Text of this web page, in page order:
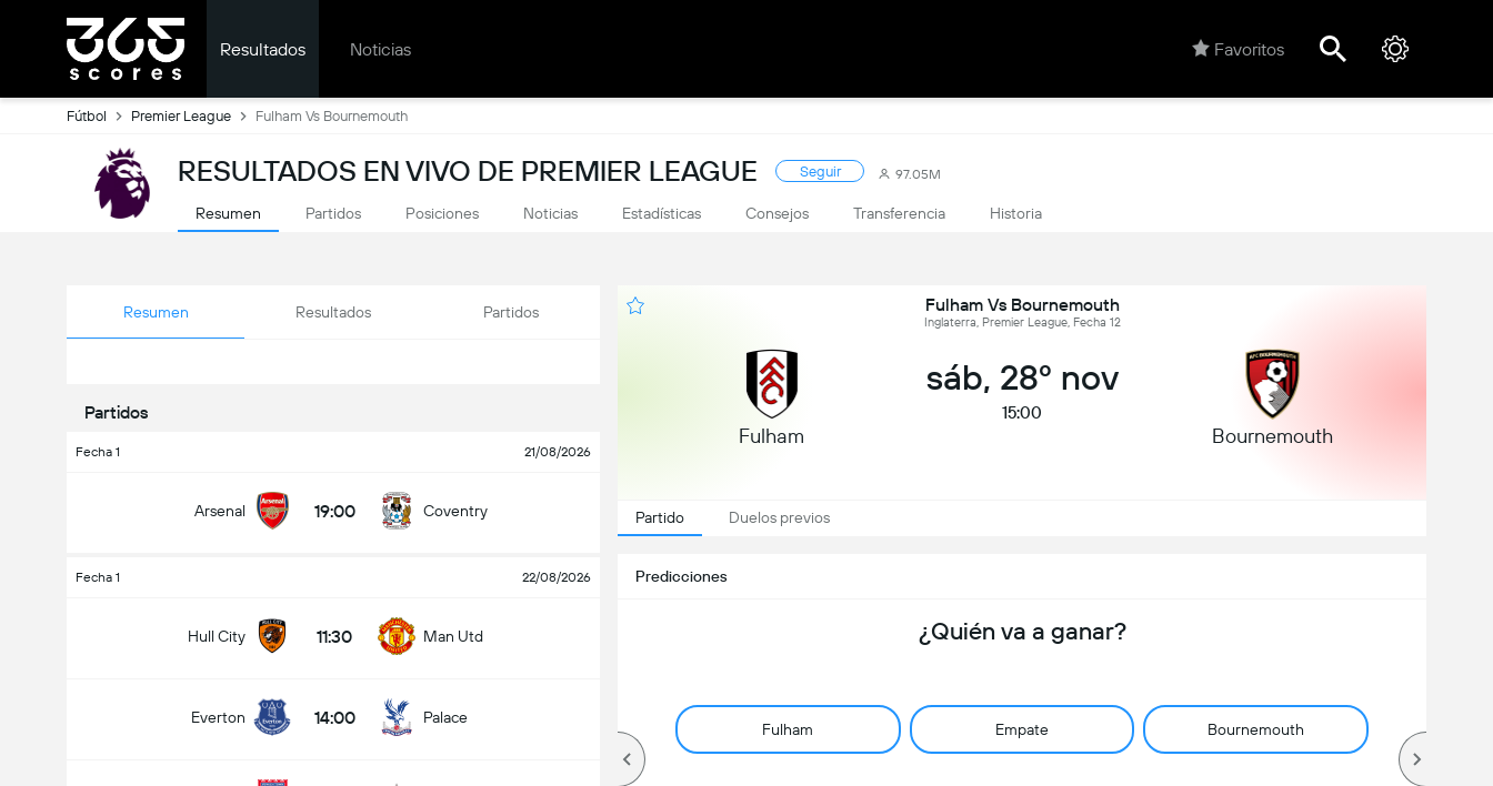
Resultados Noticias Favoritos
Fútbol Premier League Fulham Vs Bournemouth
RESULTADOS EN VIVO DE PREMIER LEAGUE Seguir 97.05M
Resumen Partidos Posiciones Noticias Estadísticas Consejos Transferencia Historia
Resumen Resultados Partidos
Partidos
Fecha 1 21/08/2026
Arsenal 19:00 Coventry
Fecha 1 22/08/2026
Hull City 11:30 Man Utd
Everton 14:00 Palace
Fulham Vs Bournemouth
Inglaterra, Premier League, Fecha 12
Fulham
sáb, 28º nov
15:00
Bournemouth
Partido Duelos previos
Predicciones
¿Quién va a ganar?
Fulham Empate Bournemouth
Goles en el partido (2.5)
Más de